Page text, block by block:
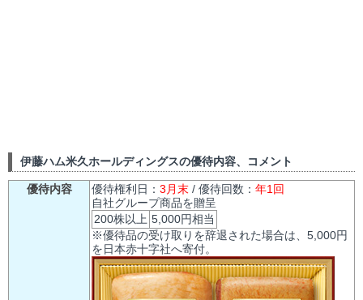
伊藤ハム米久ホールディングスの優待内容、コメント
優待内容 優待権利日： 3月末 / 優待回数： 年1回
自社グループ商品を贈呈
200株以上 5,000円相当
※優待品の受け取りを辞退された場合は、5,000円
を日本赤十字社へ寄付。